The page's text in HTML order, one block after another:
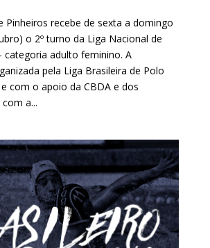
Pinheiros recebe de sexta a domingo
o 2º turno da Liga Nacional de
categoria adulto feminino. A
pela Liga Brasileira de Polo
com o apoio da CBDA e dos
a...